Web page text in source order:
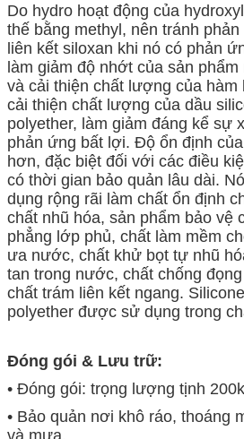
Do hydro hoạt động của
thế bằng methyl, nên tránh
liên kết siloxan khi nó có phản
làm giảm độ nhớt của sản phẩm
và cải thiện chất lượng của
cải thiện chất lượng của dầu
polyether, làm giảm đáng kể sự
phản ứng bất lợi. Độ ổn định
hơn, đặc biệt đối với các điều
có thời gian bảo quản lâu dài.
dụng rộng rãi làm chất ổn định
chất nhũ hóa, sản phẩm bảo vệ
phẳng lớp phủ, chất làm mềm
ưa nước, chất khử bọt tự nhũ
tan trong nước, chất chống
chất trám liên kết ngang.
polyether được sử dụng trong
Đóng gói & Lưu trữ:
• Đóng gói: trọng lượng tịnh
• Bảo quản nơi khô ráo, thoáng
và mưa.